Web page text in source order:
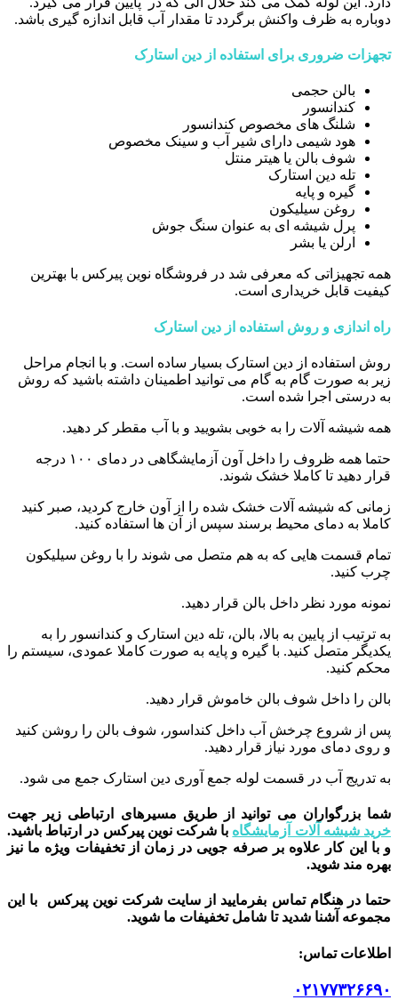
دوباره به ظرف واکنش برگردد تا مقدار آب قابل اندازه گیری باشد.
تجهزات ضروری برای استفاده از دین استارک
بالن حجمی
کندانسور
شلنگ های مخصوص کندانسور
هود شیمی دارای شیر آب و سینک مخصوص
شوف بالن یا هیتر منتل
تله دین استارک
گیره و پایه
روغن سیلیکون
پرل شیشه ای به عنوان سنگ جوش
ارلن یا بشر
همه تجهیزاتی که معرفی شد در فروشگاه نوین پیرکس با بهترین
کیفیت قابل خریداری است.
راه اندازی و روش استفاده از دین استارک
روش استفاده از دین استارک بسیار ساده است. و با انجام مراحل
زیر به صورت گام به گام می توانید اطمینان داشته باشید که روش
به درستی اجرا شده است.
همه شیشه آلات را به خوبی بشویید و با آب مقطر کر دهید.
حتما همه ظروف را داخل آون آزمایشگاهی در دمای ۱۰۰ درجه
قرار دهید تا کاملا خشک شوند.
زمانی که شیشه آلات خشک شده را از آون خارج کردید، صبر کنید
کاملا به دمای محیط برسند سپس از آن ها استفاده کنید.
تمام قسمت هایی که به هم متصل می شوند را با روغن سیلیکون
چرب کنید.
نمونه مورد نظر داخل بالن قرار دهید.
به ترتیب از پایین به بالا، بالن، تله دین استارک و کندانسور را به
یکدیگر متصل کنید. با گیره و پایه به صورت کاملا عمودی، سیستم را
محکم کنید.
بالن را داخل شوف بالن خاموش قرار دهید.
پس از شروع چرخش آب داخل کنداسور، شوف بالن را روشن کنید
و روی دمای مورد نیاز قرار دهید.
به تدریج آب در قسمت لوله جمع آوری دین استارک جمع می شود.
شما بزرگواران می توانید از طریق مسیرهای ارتباطی زیر جهت
خرید شیشه آلات آزمایشگاه با شرکت نوین پیرکس در ارتباط باشید.
و با این کار علاوه بر صرفه جویی در زمان از تخفیفات ویژه ما نیز
بهره مند شوید.
حتما در هنگام تماس بفرمایید از سایت شرکت نوین پیرکس
با این
مجموعه آشنا شدید تا شامل تخفیفات ما شوید.
اطلاعات تماس:
۰۲۱۷۷۳۲۶۶۹۰